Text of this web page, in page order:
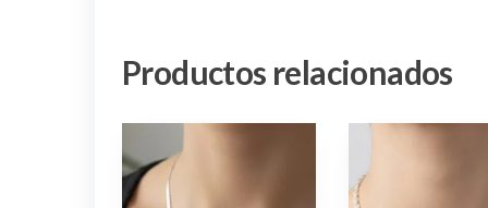
Productos relacionados